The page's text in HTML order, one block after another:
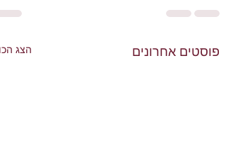
פוסטים אחרונים הצג